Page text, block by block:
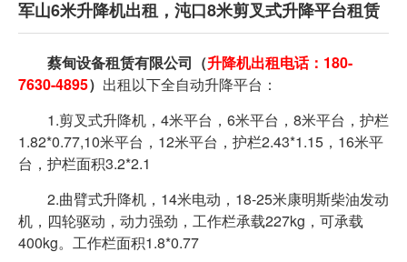
军山6米升降机出租，沌口8米剪叉式升降平台租赁
蔡甸设备租赁有限公司 （升降机出租电话：180-
7630-4895） 出租以下全自动升降平台：
1.剪叉式升降机，4米平台，6米平台，8米平台，护栏
1.82*0.77,10米平台，12米平台，护栏2.43*1.15，16米平
台，护栏面积3.2*2.1
2.曲臂式升降机，14米电动，18-25米康明斯柴油发动
机，四轮驱动，动力强劲，工作栏承载227kg，可承载
400kg。工作栏面积1.8*0.77